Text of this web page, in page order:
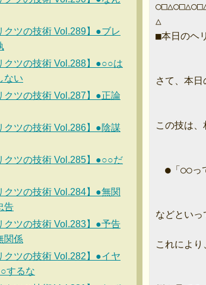
△
■本日のヘ
さて、本日
この技は、
●「○○っ
などといっ
これによ
クツの技術 Vol.289】●ブレ
クツの技術 Vol.288】●○○は
ない
クツの技術 Vol.287】●正論
クツの技術 Vol.286】●陰謀
クツの技術 Vol.285】●○○だ
クツの技術 Vol.284】●無関
告
クツの技術 Vol.283】●予告
関係
クツの技術 Vol.282】●イヤ
するな